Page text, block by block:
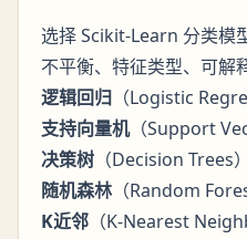
选择 Scikit-Learn 分类模
不平衡、特征类型、可解
逻辑回归 （Logistic
支持向量机（Support
决策树 （Decision Trees）
随机森林（Random
K近邻 （K-Nearest